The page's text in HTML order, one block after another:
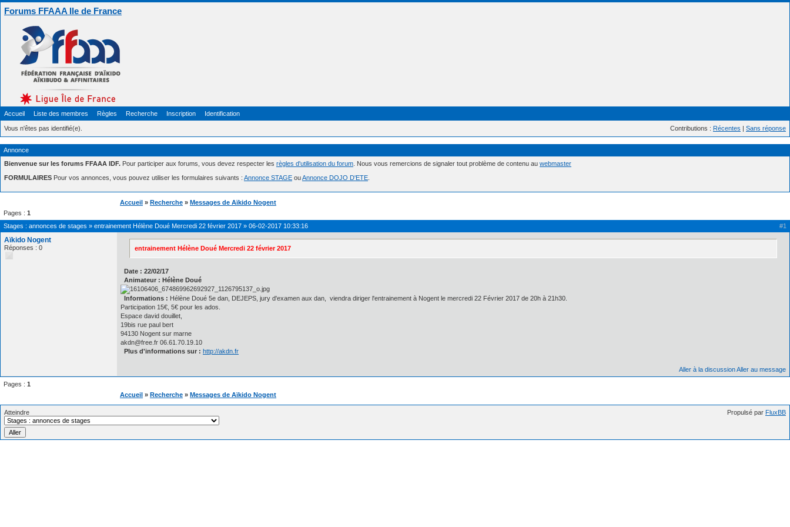
Forums FFAAA Ile de France
Accueil Liste des membres Règles Recherche Inscription Identification
Vous n'êtes pas identifié(e). Contributions : Récentes | Sans réponse
Annonce
Bienvenue sur les forums FFAAA IDF. Pour participer aux forums, vous devez respecter les règles d'utilisation du forum . Nous vous remercions de signaler tout problème de contenu au webmaster
FORMULAIRES Pour vos annonces, vous pouvez utiliser les formulaires suivants : Annonce STAGE ouAnnonce DOJO D'ETE
Accueil » Recherche » Messages de Aïkido Nogent
Pages : 1
#1
Stages : annonces de stages » entrainement Hélène Doué Mercredi 22 février 2017 » 06-02-2017 10:33:16
Aïkido Nogent
Réponses : 0 entrainement Hélène Doué Mercredi 22 février 2017
Date : 22/02/17
Animateur : Hélène Doué
Informations : Hélène Doué 5e dan, DEJEPS, jury d'examen aux dan, viendra diriger l'entrainement à Nogent le mercredi 22 Février 2017 de 20h à 21h30.
Participation 15€, 5€ pour les ados.
Espace david douillet,
19bis rue paul bert
94130 Nogent sur marne
akdn@free.fr 06.61.70.19.10
Plus d'informations sur : http://akdn.fr
Aller à la discussionAller au message
Pages : 1
Accueil » Recherche » Messages de Aïkido Nogent
Atteindre Propulsé par FluxBB